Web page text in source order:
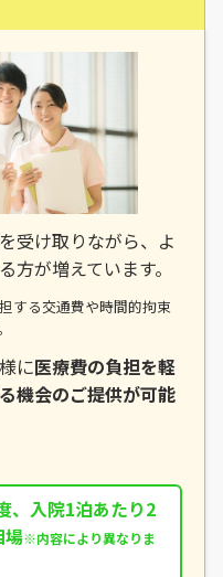
受け取りながら、よ
方が増えています。
する交通費や時間的拘束
に医療費の負担を軽
機会のご提供が可能
、入院1泊あたり2
場※内容により異なりま